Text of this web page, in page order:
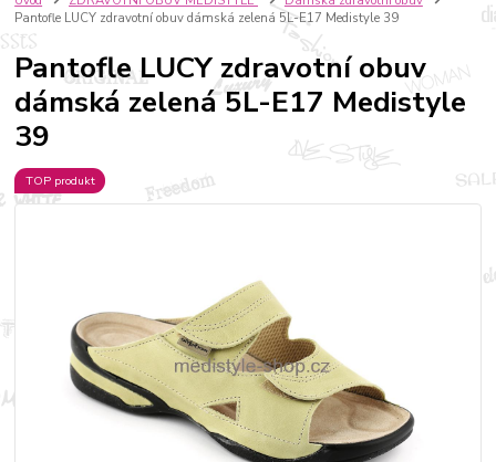
Pantofle LUCY zdravotní obuv dámská zelená 5L-E17 Medistyle 39
Pantofle LUCY zdravotní obuv
dámská zelená 5L-E17 Medistyle
39
TOP produkt